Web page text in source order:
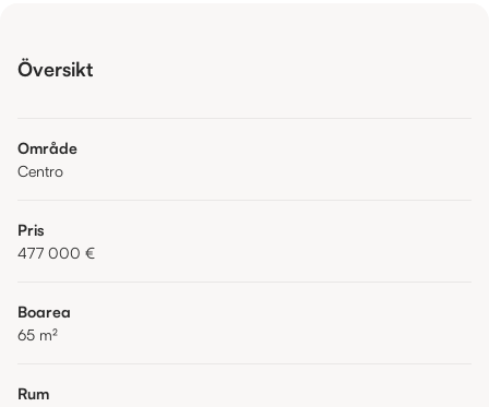
Översikt
Område
Centro
Pris
477 000 €
Boarea
65 m²
Rum